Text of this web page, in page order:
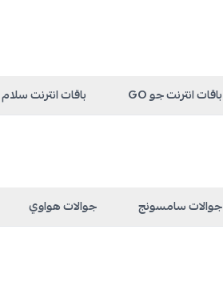
باقات انترنت جو GO باقات انترنت سلام Salam
جوالات سامسونج جوالات هواوي